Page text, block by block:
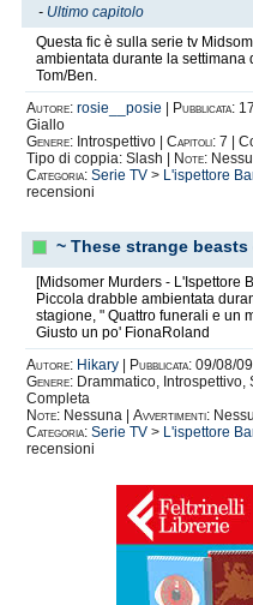
- Ultimo capitolo
Questa fic è sulla serie tv
ambientata durante la settimana
Tom/Ben.
Autore: rosie__posie Pubblicata:
Giallo
Genere: Introspettivo | Capitoli: 7 |
Tipo di coppia: Slash |
Note:
Categoria: Serie TV > L'ispettore
recensioni
~ These strange
[Midsomer Murders - L'Ispettore
Piccola drabble ambientata
stagione, " Quattro funerali e un
Giusto un po' FionaRoland
Autore: Hikary Pubblicata: 09/08/
Genere: Drammatico, Introspettivo,
Completa
Note: Nessuna | Avvertimenti:
Categoria: Serie TV > L'ispettore
recensioni